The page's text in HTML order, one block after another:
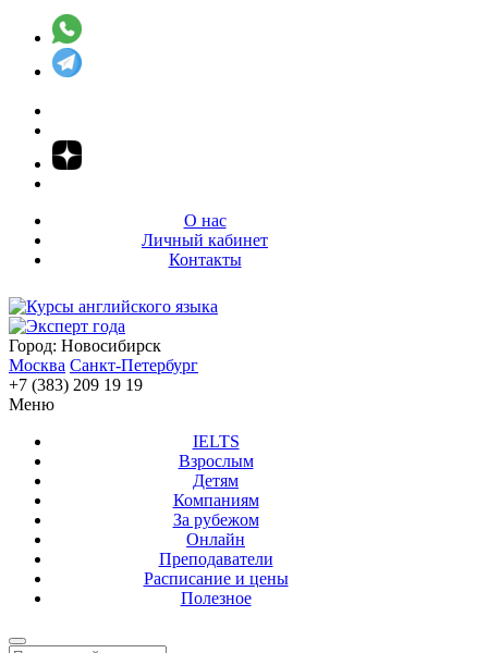
О нас
Личный кабинет
Контакты
Город: Новосибирск
Москва Санкт-Петербург
+7 (383) 209 19 19
Меню
IELTS
Взрослым
Детям
Компаниям
За рубежом
Онлайн
Преподаватели
Расписание и цены
Полезное